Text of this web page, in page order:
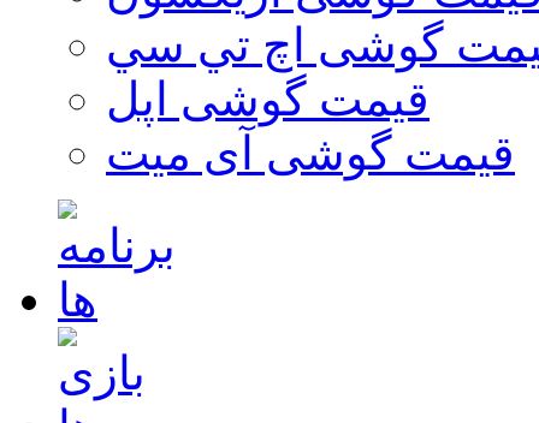
گوشی اچ تي سي
قیمت گوشی اپل
قیمت گوشی آی میت